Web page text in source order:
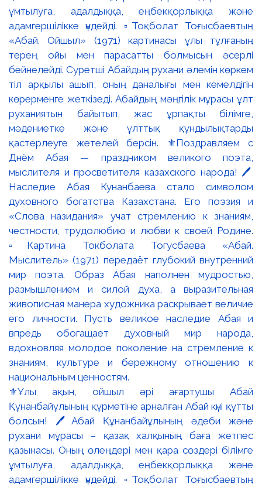
⚜️Ұлы ақын, ойшыл әрі ағартушы Абай
Құнанбайұлының құрметіне арналған Абай күні құтты
болсын! 🖊️Абай Құнанбайұлының әдеби және
рухани мұрасы – қазақ халқының баға жетпес
қазынасы. Оның өлеңдері мен қара сөздері білімге
ұмтылуға, адалдыққа, еңбекқорлыққа және
адамгершілікке үндейді. ▫️Тоқболат Тоғысбаевтың